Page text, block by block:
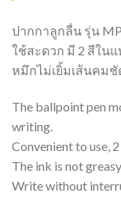
ปากกาลูกลื่น รุ่น
ใช้สะดวก มี 2 สีในแ
หมึกไม่เยิ้มเส้นคม
The ballpoint pen
writing.
Convenient to use,
The ink is not
Write without